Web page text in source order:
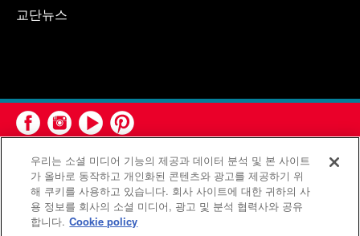
교단뉴스
연합감리교회 공보부(United Methodist Communications)는 연
합감리교회의 기관입니다.
우리는 소셜 미디어 기능의 제공과 데이터 분석 및 본 사이트
가 올바로 동작하고 개인화된 콘텐츠와 광고를 제공하기 위
해 쿠키를 사용하고 있습니다. 회사 사이트에 대한 귀하의 사
용 정보를 회사의 소셜 미디어, 광고 및 분석 협력사와 공유
합니다. Cookie policy